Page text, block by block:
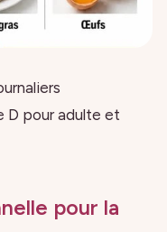
D pour adulte et
pour la